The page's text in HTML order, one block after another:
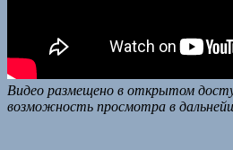
Видео размещено в открытом
возможность просмотра в